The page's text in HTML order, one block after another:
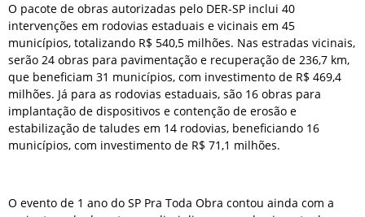
O pacote de obras autorizadas pelo DER-SP inclui 40
intervenções em rodovias estaduais e vicinais em 45
municípios, totalizando R$ 540,5 milhões. Nas estradas vicinais,
serão 24 obras para pavimentação e recuperação de 236,7 km,
que beneficiam 31 municípios, com investimento de R$ 469,4
milhões. Já para as rodovias estaduais, são 16 obras para
implantação de dispositivos e contenção de erosão e
estabilização de taludes em 14 rodovias, beneficiando 16
municípios, com investimento de R$ 71,1 milhões.
O evento de 1 ano do SP Pra Toda Obra contou ainda com a